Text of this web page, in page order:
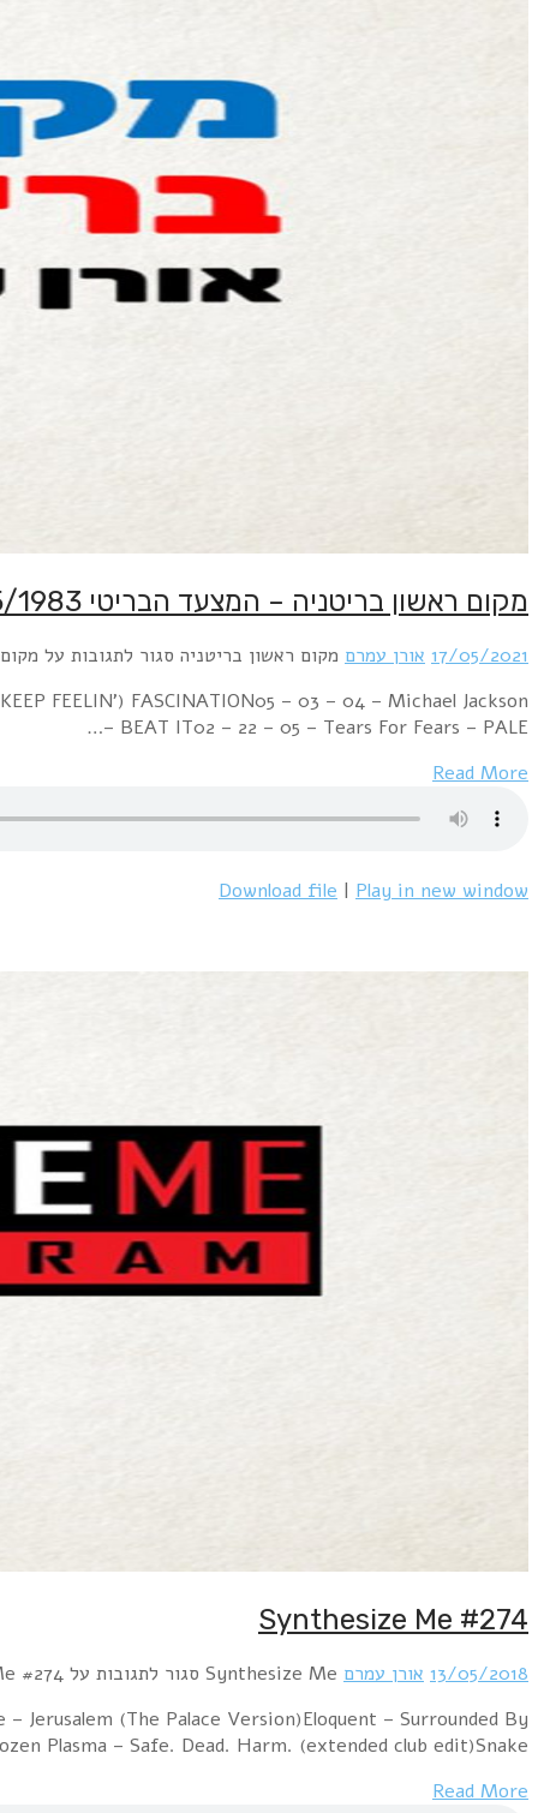
Week Ending 07 May 1983 03 – 01 – 01 – Spandau Ballet
Hour 1 Netta – ToyXparadox – ToyT.O.Y – The
MachinesLogic & Olivia – Because Of